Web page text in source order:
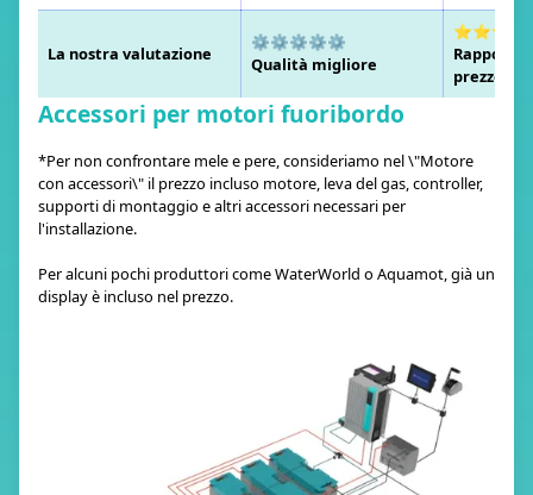
La nostra valutazione
⚙️⚙️⚙️⚙️⚙️
Qualità migliore
Rapporto
prezzo
Accessori per motori fuoribordo
*Per non confrontare mele e pere, consideriamo nel \"Motore
con accessori\" il prezzo incluso motore, leva del gas, controller,
supporti di montaggio e altri accessori necessari per
l'installazione.
Per alcuni pochi produttori come WaterWorld o Aquamot, già un
display è incluso nel prezzo.